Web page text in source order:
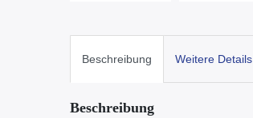
Beschreibung Weitere Details
Beschreibung